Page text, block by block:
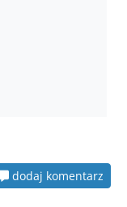
dodaj komentarz